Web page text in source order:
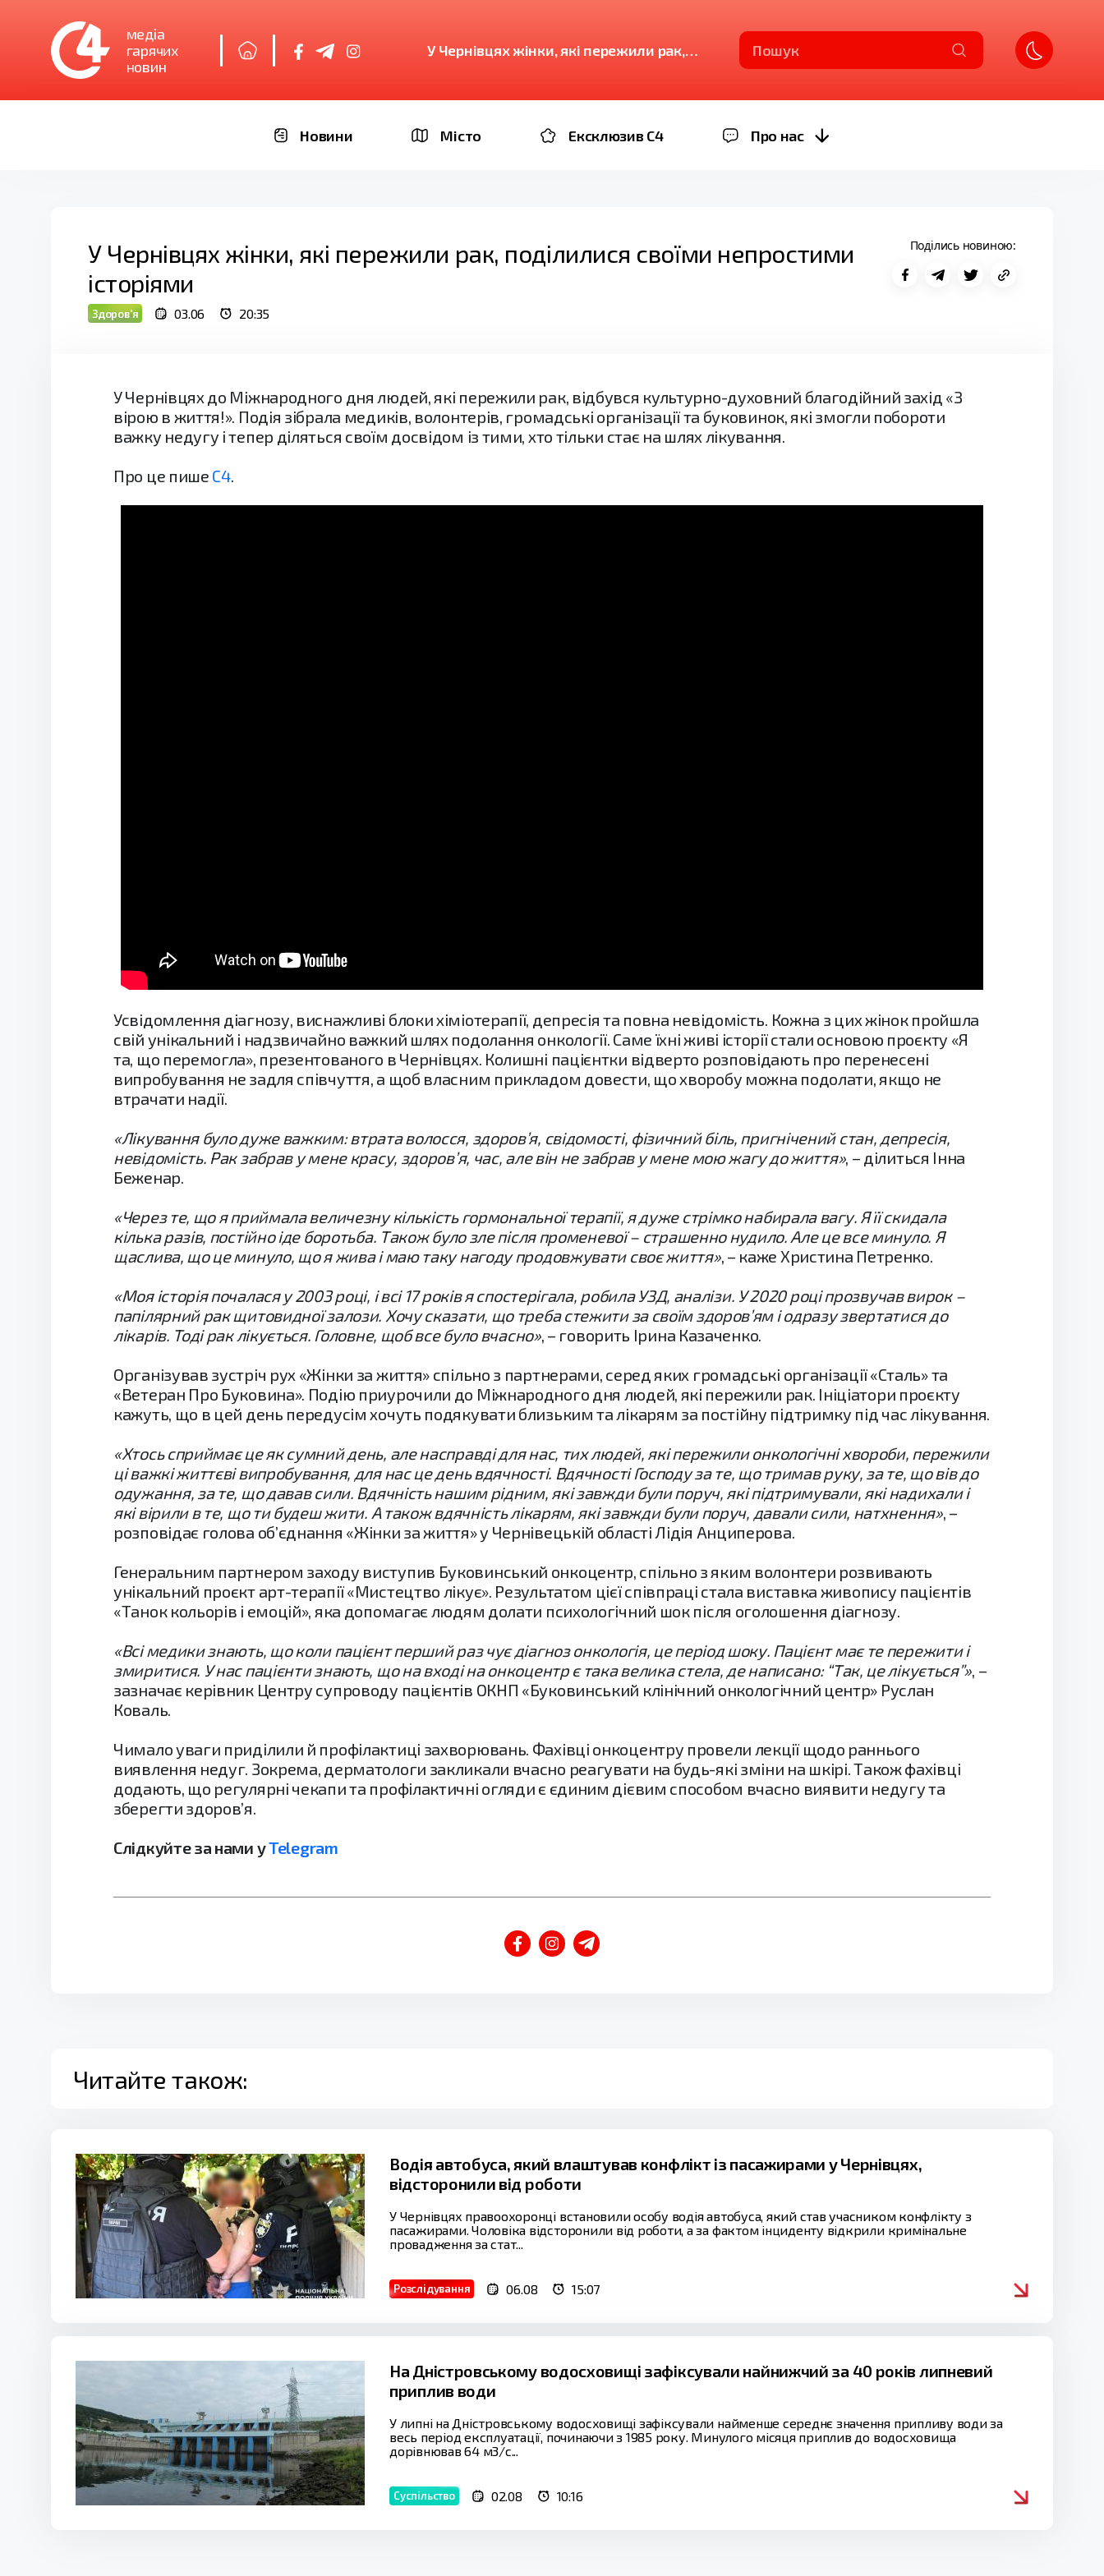
медіа
гарячих
новин
У Чернівцях жінки, які пережили рак,
Пошук
Новини Місто Ексклюзив C4 Про нас
У Чернівцях жінки, які пережили рак, поділилися своїми непростими
історіями
Здоров'я 03.06 20:35
Поділись новиною:
У Чернівцях до Міжнародного дня людей, які пережили рак, відбувся культурно-духовний благодійний захід «З
вірою в життя!». Подія зібрала медиків, волонтерів, громадські організації та буковинок, які змогли побороти
важку недугу і тепер діляться своїм досвідом із тими, хто тільки стає на шлях лікування.
Про це пише С4.
Усвідомлення діагнозу, виснажливі блоки хіміотерапії, депресія та повна невідомість. Кожна з цих жінок пройшла
свій унікальний і надзвичайно важкий шлях подолання онкології. Саме їхні живі історії стали основою проєкту «Я
та, що перемогла», презентованого в Чернівцях. Колишні пацієнтки відверто розповідають про перенесені
випробування не задля співчуття, а щоб власним прикладом довести, що хворобу можна подолати, якщо не
втрачати надії.
«Лікування було дуже важким: втрата волосся, здоров’я, свідомості, фізичний біль, пригнічений стан, депресія,
невідомість. Рак забрав у мене красу, здоров’я, час, але він не забрав у мене мою жагу до життя», – ділиться Інна
Беженар.
«Через те, що я приймала величезну кількість гормональної терапії, я дуже стрімко набирала вагу. Я її скидала
кілька разів, постійно іде боротьба. Також було зле після променевої – страшенно нудило. Але це все минуло. Я
щаслива, що це минуло, що я жива і маю таку нагоду продовжувати своє життя», – каже Христина Петренко.
«Моя історія почалася у 2003 році, і всі 17 років я спостерігала, робила УЗД, аналізи. У 2020 році прозвучав вирок –
папілярний рак щитовидної залози. Хочу сказати, що треба стежити за своїм здоров’ям і одразу звертатися до
лікарів. Тоді рак лікується. Головне, щоб все було вчасно», – говорить Ірина Казаченко.
Організував зустріч рух «Жінки за життя» спільно з партнерами, серед яких громадські організації «Сталь» та
«Ветеран Про Буковина». Подію приурочили до Міжнародного дня людей, які пережили рак. Ініціатори проєкту
кажуть, що в цей день передусім хочуть подякувати близьким та лікарям за постійну підтримку під час лікування.
«Хтось сприймає це як сумний день, але насправді для нас, тих людей, які пережили онкологічні хвороби, пережили
ці важкі життєві випробування, для нас це день вдячності. Вдячності Господу за те, що тримав руку, за те, що вів до
одужання, за те, що давав сили. Вдячність нашим рідним, які завжди були поруч, які підтримували, які надихали і
які вірили в те, що ти будеш жити. А також вдячність лікарям, які завжди були поруч, давали сили, натхнення», –
розповідає голова об’єднання «Жінки за життя» у Чернівецькій області Лідія Анциперова.
Генеральним партнером заходу виступив Буковинський онкоцентр, спільно з яким волонтери розвивають
унікальний проєкт арт-терапії «Мистецтво лікує». Результатом цієї співпраці стала виставка живопису пацієнтів
«Танок кольорів і емоцій», яка допомагає людям долати психологічний шок після оголошення діагнозу.
«Всі медики знають, що коли пацієнт перший раз чує діагноз онкологія, це період шоку. Пацієнт має те пережити і
змиритися. У нас пацієнти знають, що на вході на онкоцентр є така велика стела, де написано: “Так, це лікується”», –
зазначає керівник Центру супроводу пацієнтів ОКНП «Буковинський клінічний онкологічний центр» Руслан
Коваль.
Чимало уваги приділили й профілактиці захворювань. Фахівці онкоцентру провели лекції щодо раннього
виявлення недуг. Зокрема, дерматологи закликали вчасно реагувати на будь-які зміни на шкірі. Також фахівці
додають, що регулярні чекапи та профілактичні огляди є єдиним дієвим способом вчасно виявити недугу та
зберегти здоров’я.
Слідкуйте за нами уTelegram
Читайте також:
Водія автобуса, який влаштував конфлікт із пасажирами у Чернівцях,
відсторонили від роботи
У Чернівцях правоохоронці встановили особу водія автобуса, який став учасником конфлікту з
пасажирами. Чоловіка відсторонили від роботи, а за фактом інциденту відкрили кримінальне
провадження за стат...
Розслідування 06.08 15:07
На Дністровському водосховищі зафіксували найнижчий за 40 років липневий
приплив води
У липні на Дністровському водосховищі зафіксували найменше середнє значення припливу води за
весь період експлуатації, починаючи з 1985 року. Минулого місяця приплив до водосховища
дорівнював 64 м3/с...
Суспільство 02.08 10:16